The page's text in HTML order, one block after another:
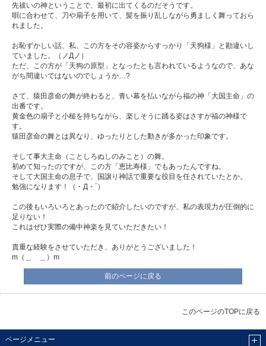
先祓いの神ということで、最初に出てくるのだそうです。
唄に合わせて、刀や扇子を用いて、髪を振り乱しながら勇ましく舞っておら
れました。
お恥ずかしい話、私、この方をその容姿からすっかり「天狗様」と勘違いし
ていました。（ノДノ）
ただ、この方が「天狗の原型」となったとも言われているようなので、あな
がち間違いではないのでしょうか…?
さて、猿田彦命の舞が終わると、青い幕を払いながら福の神「大国主命」の
出番です。
黄金色の扇子と小槌を持ちながら、楽しそうに踊る姿はさすが福の神様で
す。
猿田彦命の舞とは異なり、ゆったりとした動きが多かった印象です。
そして事大主命（ことしろぬしのみこと）の舞。
初めて知ったのですが、この方「恵比寿様」でもあったんですね。
そして大国主命の息子で、国譲り神話で重要な役目を任されていたとか。
勉強になります！（・Д・´）
この後もいろいろとあったので紹介したいのですが、私の表現力が圧倒的に
足りない！
これはぜひ実際の備中神楽を見ていただきたい！
貴重な経験をさせていただき、ありがとうございました！
m（＿ ＿）m
前のページに戻る
このページのTOPに戻る
ページメニュー